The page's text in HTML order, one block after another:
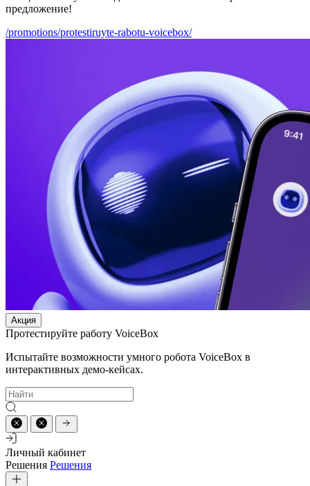
предложение!
/promotions/protestiruyte-rabotu-voicebox/
Акция
Протестируйте работу VoiceBox
Испытайте возможности умного робота VoiceBox в
интерактивных демо-кейсах.
Личный кабинет
Решения Решения